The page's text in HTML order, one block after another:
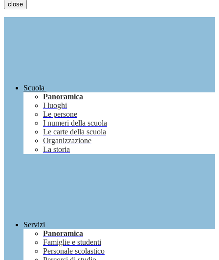
close
Scuola
Panoramica
I luoghi
Le persone
I numeri della scuola
Le carte della scuola
Organizzazione
La storia
Servizi
Panoramica
Famiglie e studenti
Personale scolastico